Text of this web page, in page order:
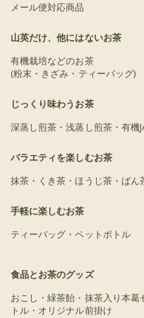
メール便対応商品
山英だけ、他にはないお茶
有機栽培などのお茶
(粉末・きざみ・ティーバッグ)
じっくり味わうお茶
深蒸し煎茶・浅蒸し煎茶・有機
バラエティを楽しむお茶
抹茶・くき茶・ほうじ茶・ば
手軽に楽しむお茶
ティーバッグ・ペットボトル
食品とお茶のグッズ
おこし・緑茶飴・抹茶入り本
トル・オリジナル前掛け